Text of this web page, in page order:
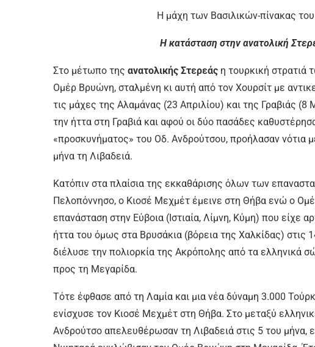
Η μάχη των Βασιλικών-πίνακας
Η κατάσταση στην ανατολική
Στο μέτωπο της ανατολικής Στερεάς η τουρκική
Ομέρ Βρυώνη, σταλμένη κι αυτή από τον Χουρσίτ με
τις μάχες της Αλαμάνας (23 Απριλίου) και της Γραβιάς
την ήττα στη Γραβιά και αφού οι δύο πασάδες
«προσκυνήματος» του Οδ. Ανδρούτσου, προήλασαν νότια
μήνα τη Λιβαδειά.
Κατόπιν στα πλαίσια της εκκαθάρισης όλων των
Πελοπόννησο, ο Κιοσέ Μεχμέτ έμεινε στη Θήβα ενώ ο
επανάσταση στην Εύβοια (Ιστιαία, Λίμνη, Κύμη) που είχε
ήττα του όμως στα Βρυσάκια (βόρεια της Χαλκίδας) στις
διέλυσε την πολιορκία της Ακρόπολης από τα ελληνικά
προς τη Μεγαρίδα.
Τότε έφθασε από τη Λαμία και μια νέα δύναμη 3.000
ενίσχυσε τον Κιοσέ Μεχμέτ στη Θήβα. Στο μεταξύ
Ανδρούτσο απελευθέρωσαν τη Λιβαδειά στις 5 του